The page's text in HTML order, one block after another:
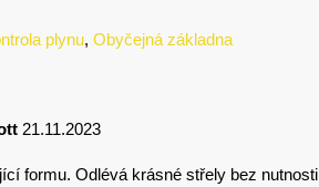
plynu, Obyčejná základna
21.11.2023
formu. Odlévá krásné střely bez nutnosti